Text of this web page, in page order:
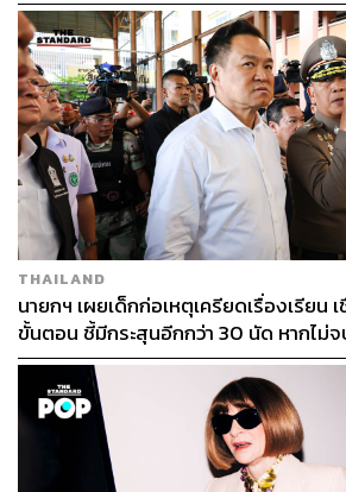
และแม้ว่าการพึ่งพาระบบคอมพิวเตอร์ก่
กว่าปัจจุบัน แต่ความตื่นตัวกับความกังวล
เห็นว่าระบบคอมพิวเตอร์ฝังรากลึกลงไ
เศรษฐกิจโลก และสภาพความเป็นอยู่ข
แล้ว โดยเฉพาะกับสภาพแวดล้อมปัจจุบัน
การใช้ชีวิตประจำวันตอนนี้ก็ยากจะตัด
คอมพิวเตอร์ออกไปได้
การหยุดชะงักของระบบไอทีทั่วโลกจาก
บริษัท CrowdStrike กลายเป็นข้อพิสูจน์เรื่
ว่า คอมพิวเตอร์สำคัญกับเราแค่ไหน ดั่งที่
เขียนนิยายชื่อดังFoundationกล่าวว่า…
“ผมไม่กลัวการมีอยู่ของคอมพิวเตอ
หายไปมากกว่า”
THAILAND
นายกฯ เผยเด็กก่อเหตุเครียดเรื่องเรียน
ขั้นตอน ชี้มีกระสุนอีกกว่า 30 นัด หากไม่
สูญเสียเพิ่ม